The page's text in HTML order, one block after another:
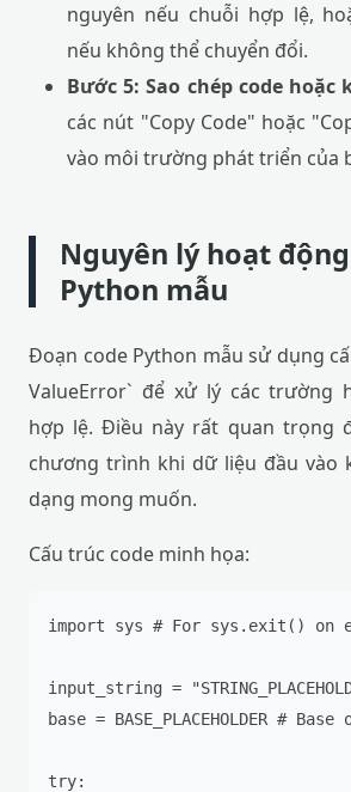
nguyên nếu chuỗi hợp lệ,
nếu không thể chuyển đổi.
Bước 5: Sao chép code hoặc
các nút "Copy Code" hoặc
vào môi trường phát triển của
Nguyên lý hoạt
Python mẫu
Đoạn code Python mẫu sử dụng
ValueError` để xử lý các trường
hợp lệ. Điều này rất quan trọng
chương trình khi dữ liệu đầu vào
dạng mong muốn.
Cấu trúc code minh họa:
import sys # For sys.exit() on
input_string =
base = BASE_PLACEHOLDER #
try: